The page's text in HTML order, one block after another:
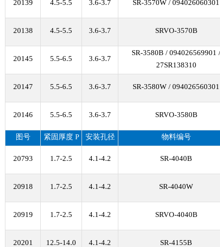
20139 4.5-5.5 3.6-3.7 SR-3570W / 094026060301
20138 4.5-5.5 3.6-3.7 SRVO-3570B
20145 5.5-6.5 3.6-3.7
SR-3580B / 094026569901 /
27SR138310
20147 5.5-6.5 3.6-3.7 SR-3580W / 094026560301
20146 5.5-6.5 3.6-3.7 SRVO-3580B
图号 紧固厚度P 安装孔径 物料编号
20793 1.7-2.5 4.1-4.2 SR-4040B
20918 1.7-2.5 4.1-4.2 SR-4040W
20919 1.7-2.5 4.1-4.2 SRVO-4040B
20201 12.5-14.0 4.1-4.2 SR-4155B